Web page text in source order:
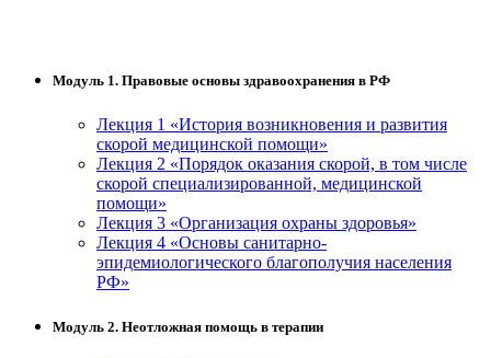
Модуль 1. Правовые основы здравоохранения в РФ
Лекция 1 «История возникновения и развития
скорой медицинской помощи»
Лекция 2 «Порядок оказания скорой, в том числе
скорой специализированной, медицинской
помощи»
Лекция 3 «Организация охраны здоровья»
Лекция 4 «Основы санитарно-
эпидемиологического благополучия населения
РФ»
Модуль 2. Неотложная помощь в терапии